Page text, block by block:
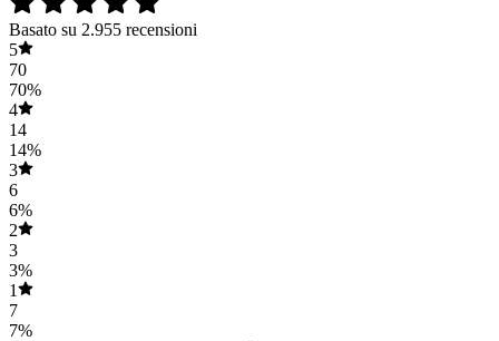
Basato su 2.955 recensioni
5
70
70%
4
14
14%
3
6
6%
2
3
3%
1
7
7%